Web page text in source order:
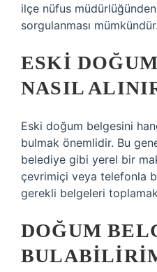
ilçe nüfus
sorgulanması mümkündür.
ESKI
NASIL
Eski doğum belgesini
bulmak önemlidir. Bu
belediye gibi yerel bir
çevrimiçi veya telefonla
gerekli belgeleri
DOĞUM